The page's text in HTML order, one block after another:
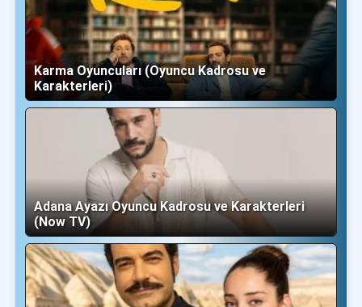
Karma Oyuncuları (Oyuncu Kadrosu ve
Karakterleri)
Adana Ayazı Oyuncu Kadrosu ve Karakterleri
(Now TV)